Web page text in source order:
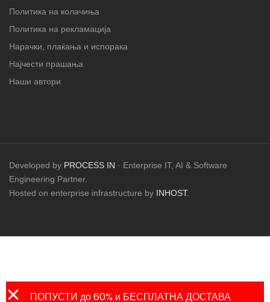
Политика на колачиња
Политика на рекламација
Нарачки, плаќања и испорака
Најчести прашања
Наши автори
Developed by PROCESS IN · Enterprise IT, AI & Software
Engineering Partner.
Hosted on enterprise infrastructure by INHOST.
ПОПУСТИ до 60% и БЕСПЛАТНА ДОСТАВА